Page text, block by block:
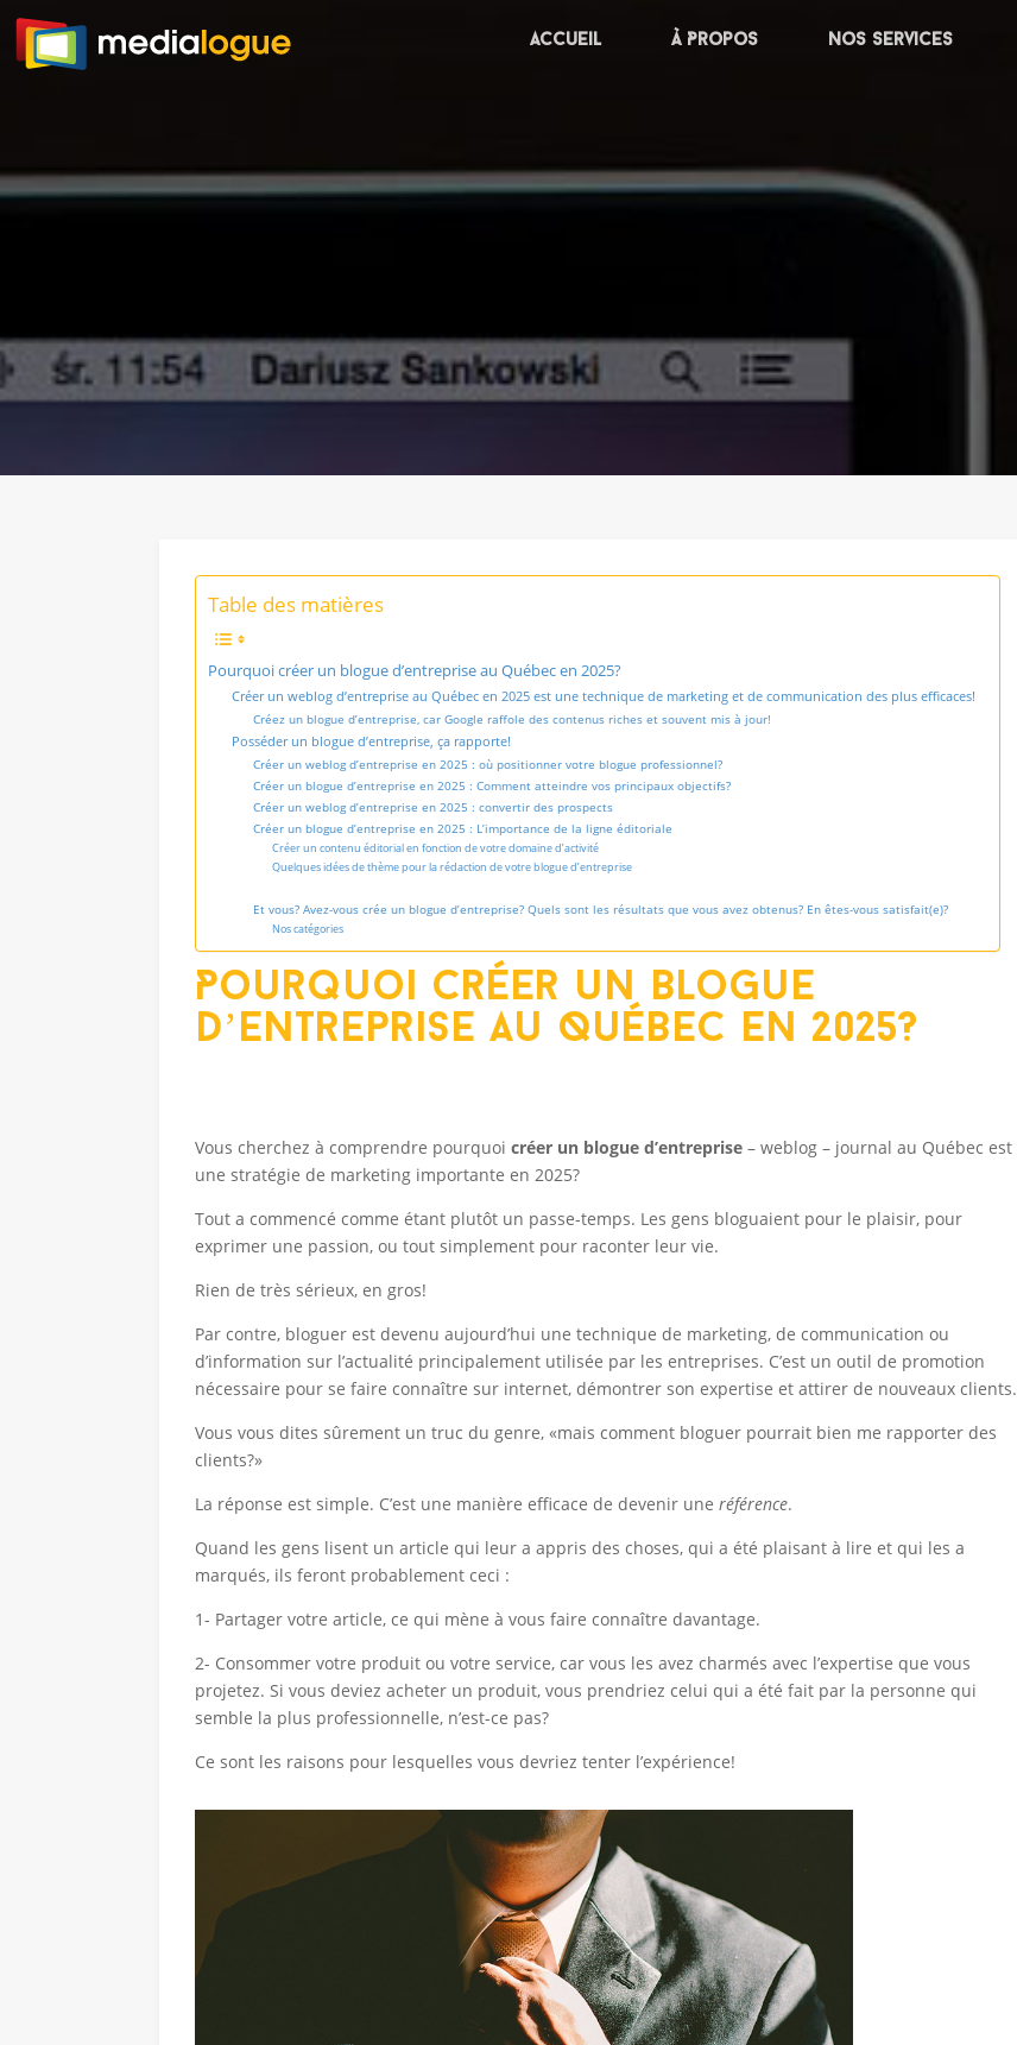
Accueil À Propos Nos services
Table des matières
Pourquoi créer un blogue d’entreprise au Québec en 2025?
Créer un weblog d’entreprise au Québec en 2025 est une technique de marketing et de communication des plus efficaces!
Créez un blogue d’entreprise, car Google raffole des contenus riches et souvent mis à jour!
Posséder un blogue d’entreprise, ça rapporte!
Créer un weblog d’entreprise en 2025 : où positionner votre blogue professionnel?
Créer un blogue d’entreprise en 2025 : Comment atteindre vos principaux objectifs?
Créer un weblog d’entreprise en 2025 : convertir des prospects
Créer un blogue d’entreprise en 2025 : L’importance de la ligne éditoriale
Créer un contenu éditorial en fonction de votre domaine d’activité
Quelques idées de thème pour la rédaction de votre blogue d’entreprise
Et vous? Avez-vous crée un blogue d’entreprise? Quels sont les résultats que vous avez obtenus? En êtes-vous satisfait(e)?
Nos catégories
Pourquoi créer un blogue
d’entreprise au Québec en 2025?
Vous cherchez à comprendre pourquoicréer un blogue d’entreprise – weblog – journal au Québec est
une stratégie de marketing importante en 2025?
Tout a commencé comme étant plutôt un passe-temps. Les gens bloguaient pour le plaisir, pour
exprimer une passion, ou tout simplement pour raconter leur vie.
Rien de très sérieux, en gros!
Par contre, bloguer est devenu aujourd’hui une technique de marketing, de communication ou
d’information sur l’actualité principalement utilisée par les entreprises. C’est un outil de promotion
nécessaire pour se faire connaître sur internet, démontrer son expertise et attirer de nouveaux clients.
Vous vous dites sûrement un truc du genre, «mais comment bloguer pourrait bien me rapporter des
clients?»
La réponse est simple. C’est une manière efficace de devenir uneréférence.
Quand les gens lisent un article qui leur a appris des choses, qui a été plaisant à lire et qui les a
marqués, ils feront probablement ceci :
1- Partager votre article, ce qui mène à vous faire connaître davantage.
2- Consommer votre produit ou votre service, car vous les avez charmés avec l’expertise que vous
projetez. Si vous deviez acheter un produit, vous prendriez celui qui a été fait par la personne qui
semble la plus professionnelle, n’est-ce pas?
Ce sont les raisons pour lesquelles vous devriez tenter l’expérience!